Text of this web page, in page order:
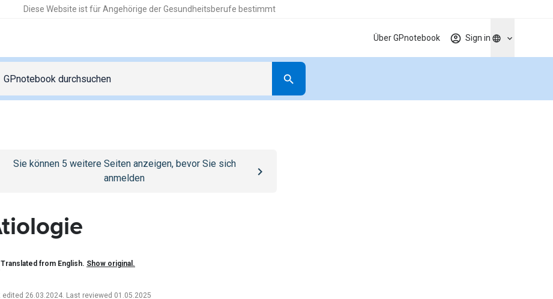
Diese Website ist für Angehörige der Gesundheitsberufe bestimmt
Über GPnotebook Sign in
Go to/anmeldenpage
Sie können 5 weitere Seiten anzeigen, bevor Sie sich
anmelden
Translated from English. Show original.
edited 26.03.2024. Last reviewed 01.05.2025